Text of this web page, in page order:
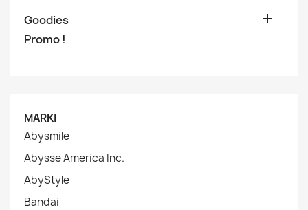
Goodies 
Promo !
MARKI
Abysmile
Abysse America Inc.
AbyStyle
Bandai